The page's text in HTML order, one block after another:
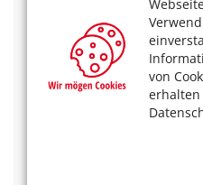
von
erhalten
Weitere
Einstellen leicht gemacht:
Einstellung ihres Fahrrads
Beschwerden
moderne Scannersysteme
ermitteln. Zu Hause helfen
Messwerkzeuge
Anpassung. Tipps zu